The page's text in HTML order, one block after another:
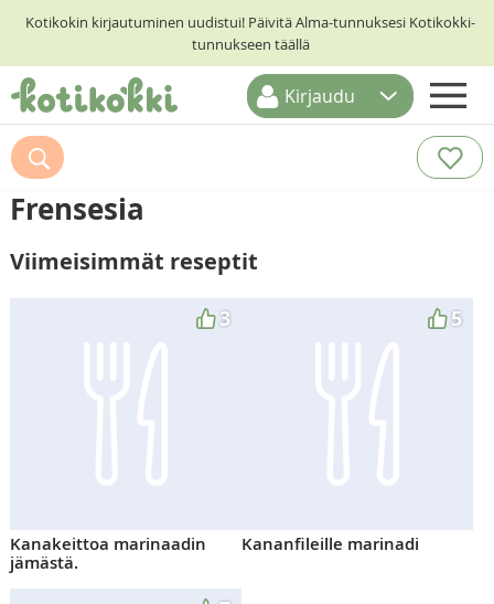
Kotikokin kirjautuminen uudistui! Päivitä Alma-tunnuksesi Kotikokki-
tunnukseen täällä
ETUSIVU
RESEPTIHAKU
RUOKATEEMAT
KESKUSTELUT
Kirjaudu
Frensesia
Viimeisimmät reseptit
3
Kanakeittoa marinaadin
jämästä.
5
Kananfileille marinadi